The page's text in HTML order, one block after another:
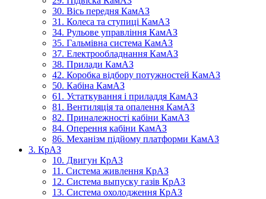
30. Вісь передня КамАЗ
31. Колеса та ступиці КамАЗ
34. Рульове управління КамАЗ
35. Гальмівна система КамАЗ
37. Електрообладнання КамАЗ
38. Прилади КамАЗ
42. Коробка відбору потужностей КамАЗ
50. Кабіна КамАЗ
61. Устаткування і приладдя КамАЗ
81. Вентиляція та опалення КамАЗ
82. Приналежності кабіни КамАЗ
84. Оперення кабіни КамАЗ
86. Механізм підйому платформи КамАЗ
3. КрАЗ
10. Двигун КрАЗ
11. Система живлення КрАЗ
12. Система выпуску газів КрАЗ
13. Система охолодження КрАЗ